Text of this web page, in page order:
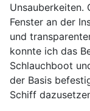
Unsauberkeiten.
Fenster an der
und
konnte ich das
Schlauchboot
der Basis
Schiff